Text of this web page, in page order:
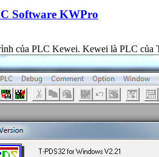
Software KWPro
của PLC Kewei. Kewei là PLC